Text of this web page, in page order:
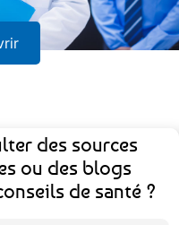
des sources
ou des blogs
de santé ?